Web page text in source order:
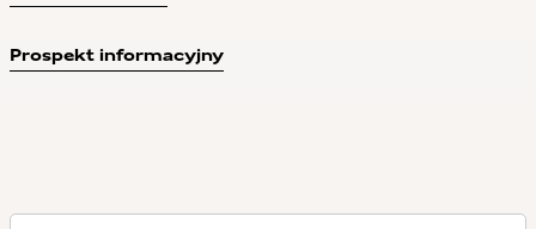
Prospekt informacyjny